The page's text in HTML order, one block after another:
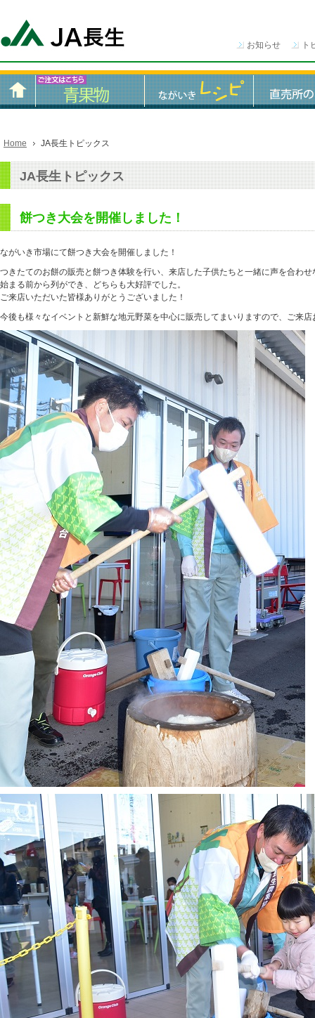
お知らせ ト
Home JA長生トピックス
JA長生トピックス
餅つき大会を開催しました！
ながいき市場にて餅つき大会を開催しました！
つきたてのお餅の販売と餅つき体験を行い、来店した子供たちと一緒に声を合わ
始まる前から列ができ、どちらも大好評でした。
ご来店いただいた皆様ありがとうございました！
今後も様々なイベントと新鮮な地元野菜を中心に販売してまいりますので、ご来